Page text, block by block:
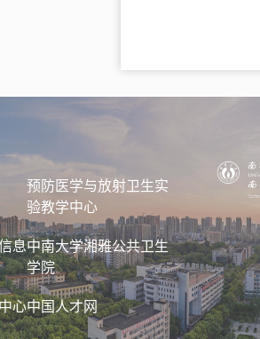
预防医学与放射卫生实
验教学中心
息中南大学湘雅公共卫生
学院
心中国人才网